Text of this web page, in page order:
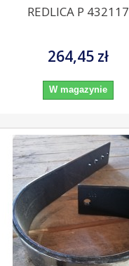
REDLICA P 432117
264,45 zł
W magazynie